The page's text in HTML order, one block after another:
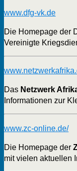
www.dfg-vk.de
Die Homepage der
Vereinigte
Das Netzwerk
Informationen zur
www.zc-online.de/
Die Homepage der
mit vielen aktuellen